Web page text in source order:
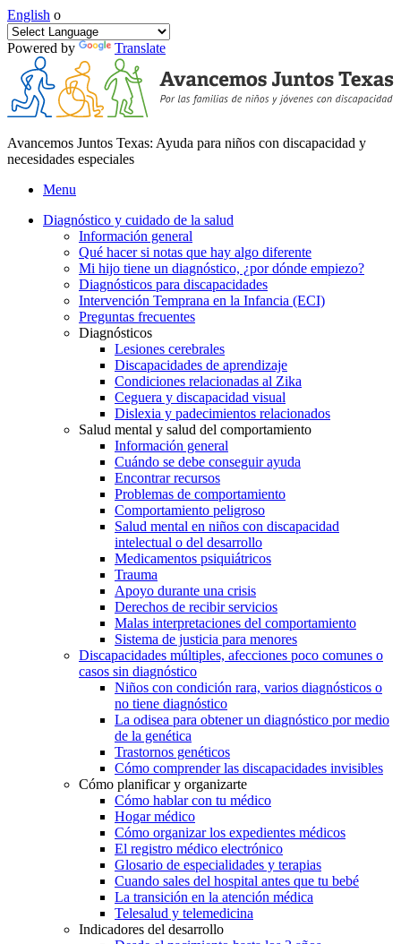
English o
Powered by Translate
Avancemos Juntos Texas: Ayuda para niños con discapacidad y
necesidades especiales
Menu
Diagnóstico y cuidado de la salud
Información general
Qué hacer si notas que hay algo diferente
Mi hijo tiene un diagnóstico, ¿por dónde empiezo?
Diagnósticos para discapacidades
Intervención Temprana en la Infancia (ECI)
Preguntas frecuentes
Diagnósticos
Lesiones cerebrales
Discapacidades de aprendizaje
Condiciones relacionadas al Zika
Ceguera y discapacidad visual
Dislexia y padecimientos relacionados
Salud mental y salud del comportamiento
Información general
Cuándo se debe conseguir ayuda
Encontrar recursos
Problemas de comportamiento
Comportamiento peligroso
Salud mental en niños con discapacidad
intelectual o del desarrollo
Medicamentos psiquiátricos
Trauma
Apoyo durante una crisis
Derechos de recibir servicios
Malas interpretaciones del comportamiento
Sistema de justicia para menores
Discapacidades múltiples, afecciones poco comunes o
casos sin diagnóstico
Niños con condición rara, varios diagnósticos o
no tiene diagnóstico
La odisea para obtener un diagnóstico por medio
de la genética
Trastornos genéticos
Cómo comprender las discapacidades invisibles
Cómo planificar y organizarte
Cómo hablar con tu médico
Hogar médico
Cómo organizar los expedientes médicos
El registro médico electrónico
Glosario de especialidades y terapias
Cuando sales del hospital antes que tu bebé
La transición en la atención médica
Telesalud y telemedicina
Indicadores del desarrollo